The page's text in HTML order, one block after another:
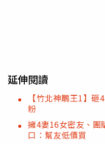
延伸閱讀
【竹北神鵰王1】
粉
擁4妻16女密友、
口：幫友低價買